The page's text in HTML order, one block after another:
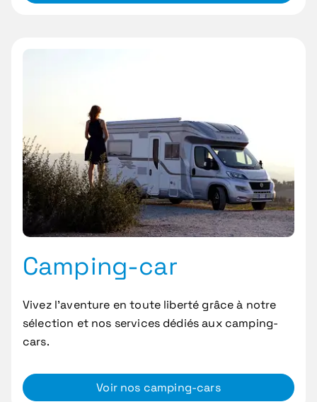
Camping-car
Vivez l’aventure en toute liberté grâce à notre
sélection et nos services dédiés aux camping-
cars.
Voir nos camping-cars